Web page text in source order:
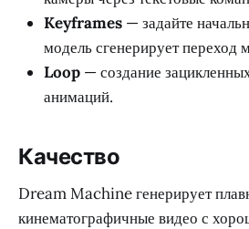
Keyframes — задайте
модель сгенерирует переход
Loop — создание
анимаций.
Качество
Dream Machine генерирует
кинематографичные видео с